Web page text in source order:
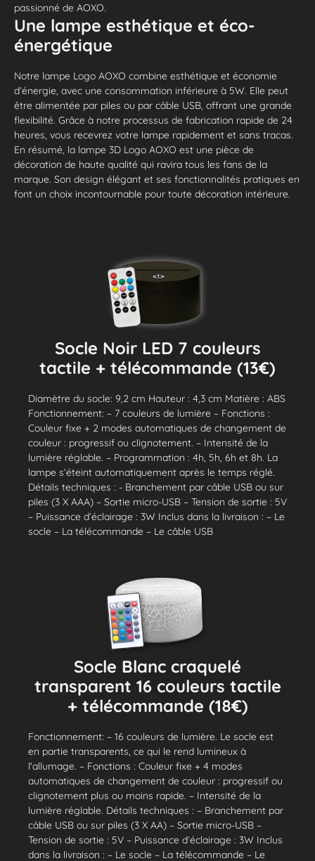
passionné de AOXO.
Une lampe esthétique et éco-
énergétique
Notre lampe Logo AOXO combine esthétique et économie
d’énergie, avec une consommation inférieure à 5W. Elle peut
être alimentée par piles ou par câble USB, offrant une grande
flexibilité. Grâce à notre processus de fabrication rapide de 24
heures, vous recevrez votre lampe rapidement et sans tracas.
En résumé, la lampe 3D Logo AOXO est une pièce de
décoration de haute qualité qui ravira tous les fans de la
marque. Son design élégant et ses fonctionnalités pratiques en
font un choix incontournable pour toute décoration intérieure.
Socle Noir LED 7 couleurs
tactile + télécommande (13€)
Diamètre du socle: 9,2 cm Hauteur : 4,3 cm Matière : ABS
Fonctionnement: – 7 couleurs de lumière – Fonctions :
Couleur fixe + 2 modes automatiques de changement de
couleur : progressif ou clignotement. – Intensité de la
lumière réglable. – Programmation : 4h, 5h, 6h et 8h. La
lampe s’éteint automatiquement après le temps réglé.
Détails techniques : - Branchement par câble USB ou sur
piles (3 X AAA) – Sortie micro-USB – Tension de sortie : 5V
– Puissance d’éclairage : 3W Inclus dans la livraison : – Le
socle – La télécommande – Le câble USB
Socle Blanc craquelé
transparent 16 couleurs tactile
+ télécommande (18€)
Fonctionnement: – 16 couleurs de lumière. Le socle est
en partie transparents, ce qui le rend lumineux à
l'allumage. – Fonctions : Couleur fixe + 4 modes
automatiques de changement de couleur : progressif ou
clignotement plus ou moins rapide. – Intensité de la
lumière réglable. Détails techniques : – Branchement par
câble USB ou sur piles (3 X AA) – Sortie micro-USB –
Tension de sortie : 5V – Puissance d’éclairage : 3W Inclus
dans la livraison : – Le socle – La télécommande – Le